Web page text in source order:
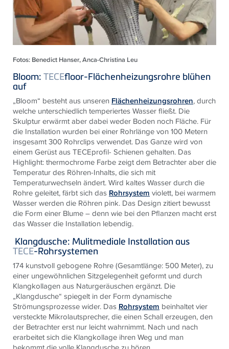
Fotos: Benedict Hanser, Anca-Christina Leu
Bloom: TECEfloor-Flächenheizungsrohre blühen
auf
„Bloom“ besteht aus unseren Flächenheizungsrohren, durch
welche unterschiedlich temperiertes Wasser fließt. Die
Skulptur erwärmt aber dabei weder Boden noch Fläche. Für
die Installation wurden bei einer Rohrlänge von 100 Metern
insgesamt 300 Rohrclips verwendet. Das Ganze wird von
einem Gerüst ausTECEprofil- Schienen gehalten. Das
Highlight: thermochrome Farbe zeigt dem Betrachter aber die
Temperatur des Röhren-Inhalts, die sich mit
Temperaturwechseln ändert. Wird kaltes Wasser durch die
Rohre geleitet, färbt sich das Rohrsystem violett, bei warmem
Wasser werden die Röhren pink. Das Design zitiert bewusst
die Form einer Blume – denn wie bei den Pflanzen macht erst
das Wasser die Installation lebendig.
Klangdusche: Mulitmediale Installation aus
TECE-Rohrsystemen
174 kunstvoll gebogene Rohre (Gesamtlänge: 500 Meter), zu
einer ungewöhnlichen Sitzgelegenheit geformt und durch
Klangkollagen aus Naturgeräuschen ergänzt. Die
„Klangdusche“ spiegelt in der Form dynamische
Strömungsprozesse wider. Das Rohrsystem beinhaltet vier
versteckte Mikrolautsprecher, die einen Schall erzeugen, den
der Betrachter erst nur leicht wahrnimmt. Nach und nach
erarbeitet sich die Klangkollage ihren Weg und man